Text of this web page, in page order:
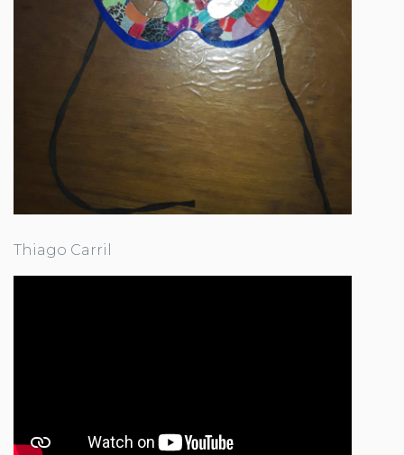
Thiago Carril